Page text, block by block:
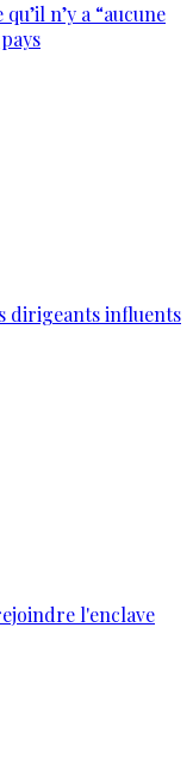
n’y a “aucune
dirigeants influents
l'enclave